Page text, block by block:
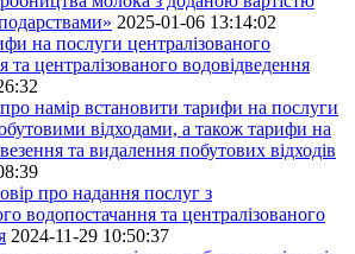
2025-01-06 13:14:02
на послуги централізованого
та централізованого водовідведення
намір встановити тарифи на послуги
відходами, а також тарифи на
та видалення побутових відходів
про надання послуг з
водопостачання та централізованого
2024-11-29 10:50:37